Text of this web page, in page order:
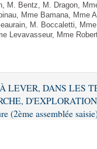
M. Bentz, M. Dragon,
Mme Bamana, Mme
M. Boccaletti,
Levavasseur, Mme
LEVER, DANS LES
(2ème assemblée